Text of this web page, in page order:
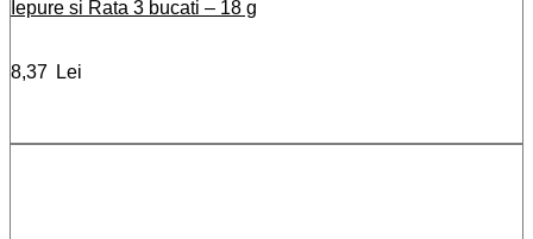
Iepure si Rata 3 bucati – 18 g
8,37 Lei